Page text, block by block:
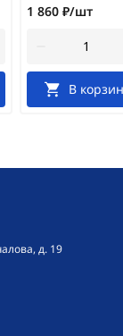
1 860 ₽/шт
В
д. 19